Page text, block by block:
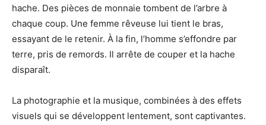
hache. Des pièces de monnaie tombent de l’arbre à
chaque coup. Une femme rêveuse lui tient le bras,
essayant de le retenir. À la fin, l’homme s’effondre par
terre, pris de remords. Il arrête de couper et la hache
disparaît.
La photographie et la musique, combinées à des effets
visuels qui se développent lentement, sont captivantes.